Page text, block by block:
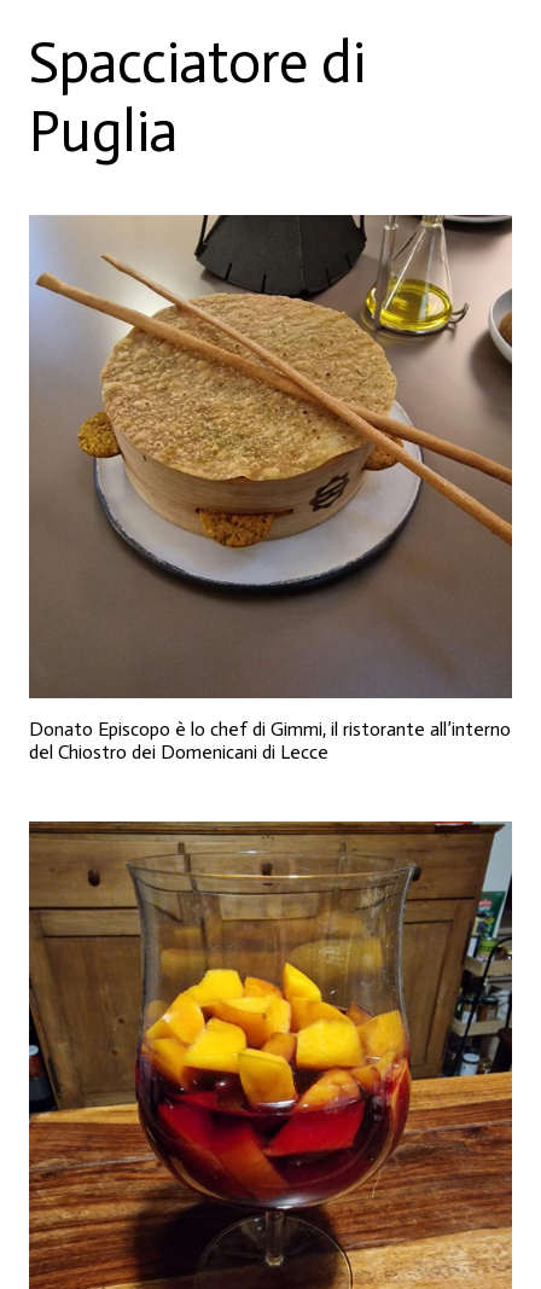
Spacciatore di
Puglia
Donato Episcopo è lo chef di Gimmi, il ristorante all’interno
del Chiostro dei Domenicani di Lecce